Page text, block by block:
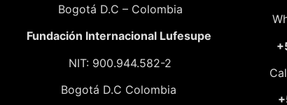
Bogotá D.C – Colombia
Fundación Internacional Lufesupe
NIT: 900.944.582-2
Bogotá D.C Colombia